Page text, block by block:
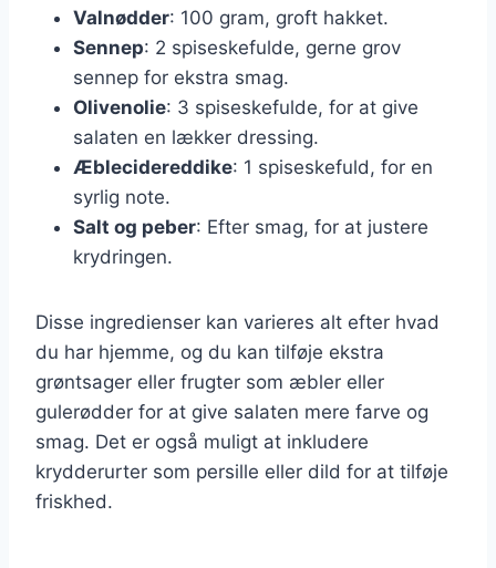
Valnødder: 100 gram, groft hakket.
Sennep: 2 spiseskefulde, gerne grov
sennep for ekstra smag.
Olivenolie: 3 spiseskefulde, for at give
salaten en lækker dressing.
Æblecidereddike: 1 spiseskefuld, for en
syrlig note.
Salt og peber: Efter smag, for at justere
krydringen.
Disse ingredienser kan varieres alt efter hvad
du har hjemme, og du kan tilføje ekstra
grøntsager eller frugter som æbler eller
gulerødder for at give salaten mere farve og
smag. Det er også muligt at inkludere
krydderurter som persille eller dild for at tilføje
friskhed.